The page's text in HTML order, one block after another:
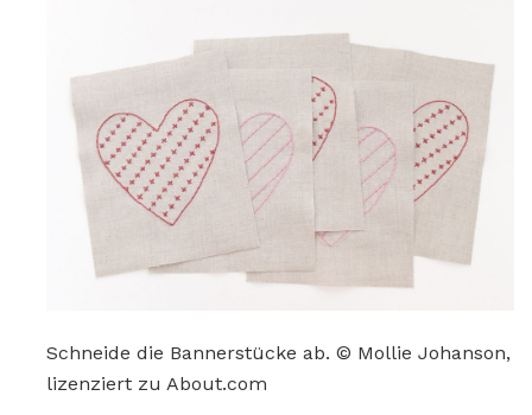
Schneide die Bannerstücke ab. © Mollie Johanson,
lizenziert zu About.com